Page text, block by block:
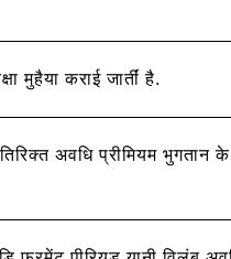
मुहैया कराई जार्तीं है.
अवधि प्रीमियम भुगतान